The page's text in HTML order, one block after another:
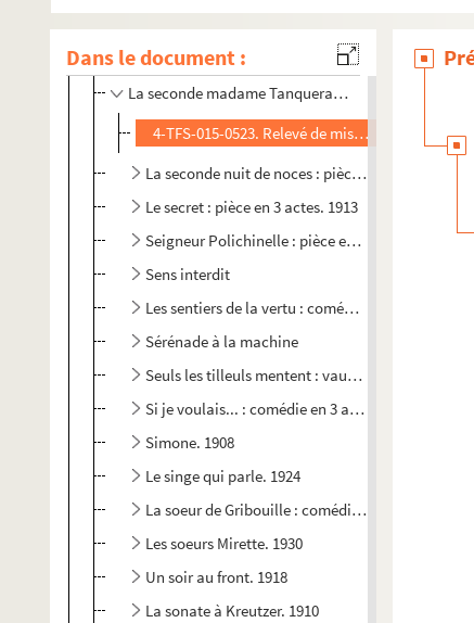
Dans le document :
Scrupules : pièce en 1 acte. 1902
Séance de nuit : comédie en 1 acte. 1897
La seconde madame Tanqueray. 1904
4-TFS-015-0523. Relevé de mise en scène
La seconde nuit de noces : pièce en 3 actes. 1922
Le secret : pièce en 3 actes. 1913
Seigneur Polichinelle : pièce en 4 actes. 1914
Sens interdit
Les sentiers de la vertu : comédie en 3 actes. 1903
Sérénade à la machine
Seuls les tilleuls mentent : vaudeville en 3 actes.
Si je voulais... : comédie en 3 actes. 1924
Simone. 1908
Le singe qui parle. 1924
La soeur de Gribouille : comédie en 5 actes. 1923
Les soeurs Mirette. 1930
Un soir au front. 1918
La sonate à Kreutzer. 1910